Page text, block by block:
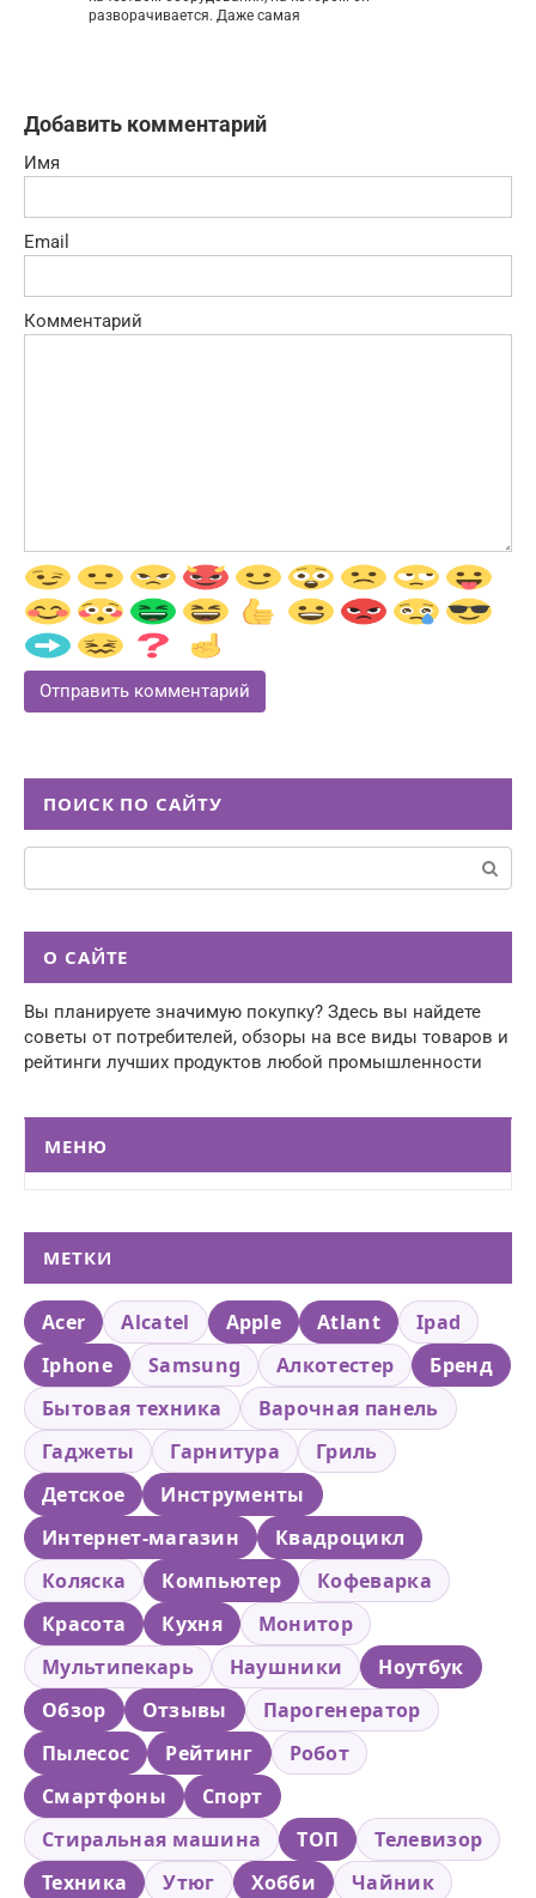
разворачивается. Даже самая
Добавить комментарий
Имя
Email
Комментарий
ПОИСК ПО САЙТУ
Поиск:
О САЙТЕ
Вы планируете значимую покупку? Здесь вы найдете
советы от потребителей, обзоры на все виды товаров и
рейтинги лучших продуктов любой промышленности
МЕНЮ
МЕТКИ
Acer Alcatel Apple Atlant
Ipad
Iphone
Samsung Алкотестер
Бренд
Бытовая техника
Варочная панель
Гаджеты
Гарнитура
Гриль
Детское
Инструменты
Интернет-магазин
Квадроцикл
Коляска
Компьютер
Кофеварка
Красота
Кухня
Монитор
Мультипекарь
Наушники
Ноутбук
Обзор
Отзывы
Парогенератор
Пылесос
Рейтинг
Робот
Смартфоны
Спорт
Стиральная машина
ТОП
Телевизор
Техника
Утюг Хобби
Чайник